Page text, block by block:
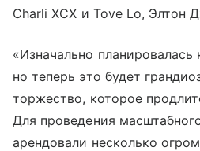
Charli XCX и Tove Lo, Элтон
«Изначально планировалась
но теперь это будет
торжество, которое
Для проведения
арендовали несколько